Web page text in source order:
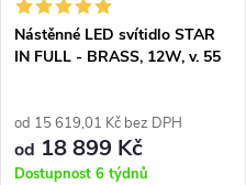
Nástěnné LED svítidlo STAR
IN FULL - BRASS, 12W, v. 55
od 15 619,01 Kč bez DPH
od 18 899 Kč
Dostupnost 6 týdnů